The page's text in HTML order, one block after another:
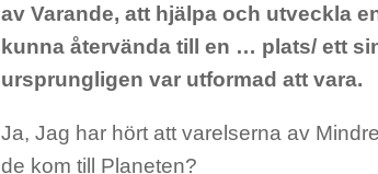
av Varande, att hjälpa och utveckla
kunna återvända till en … plats/ ett
ursprungligen var utformad att vara.
Ja, Jag har hört att varelserna av
de kom till Planeten?